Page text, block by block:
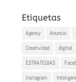
Etiquetas
Agency Anuncio
Creatividad
digital
ESTRATEGIAS
Instagram